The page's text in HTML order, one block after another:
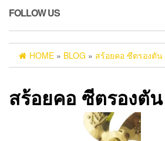
FOLLOW US
HOME » BLOG » สร้อยคอ ซีตรองตัน
สร้อยคอ ซีตรองตัน